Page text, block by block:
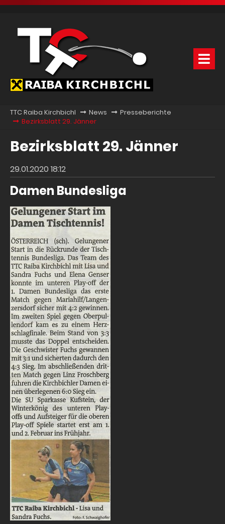
TTC Raiba Kirchbichl News
Presseberichte
Bezirksblatt 29. Jänner
Bezirksblatt 29. Jänner
29.01.2020 18:12
Damen Bundesliga